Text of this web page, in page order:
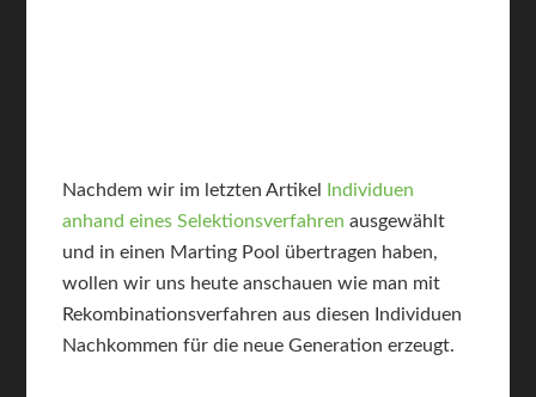
Nachdem wir im letzten Artikel
Individuen
anhand eines Selektionsverfahren ausgewählt
und in einen Marting Pool übertragen haben,
wollen wir uns heute anschauen wie man mit
Rekombinationsverfahren aus diesen Individuen
Nachkommen für die neue Generation erzeugt.